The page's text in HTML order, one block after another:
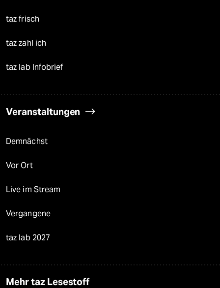
taz frisch
taz zahl ich
taz lab Infobrief
Veranstaltungen
Demnächst
Vor Ort
Live im Stream
Vergangene
taz lab 2027
Mehr taz Lesestoff